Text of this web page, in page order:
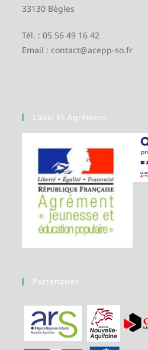
33130 Bègles
Tél. : 05 56 49 16 42
Email : contact@acepp-so.fr
Label Et Agrément
Partenaires